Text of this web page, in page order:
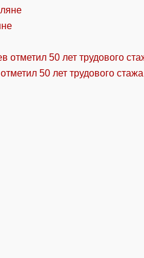
50 лет трудового стажа